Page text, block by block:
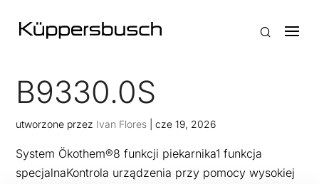
B9330.0S
utworzone przez Ivan Flores |cze 19, 2026
System Ökothem®8 funkcji piekarnika1 funkcja
specjalnaKontrola urządzenia przy pomocy wysokiej